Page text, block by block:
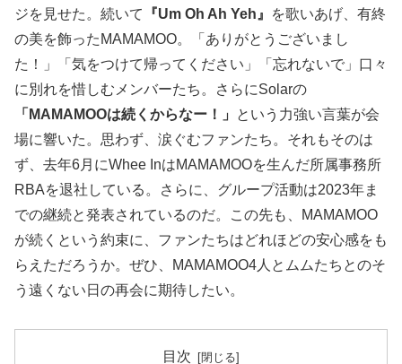
ジを見せた。続いて
『Um Oh Ah Yeh』
を歌いあげ、有終
の美を飾ったMAMAMOO。「ありがとうございまし
た！」「気をつけて帰ってください」「忘れないで」口々
に別れを惜しむメンバーたち。さらにSolarの
「MAMAMOOは続くからなー！」
という力強い言葉が会
場に響いた。思わず、涙ぐむファンたち。それもそのは
ず、去年6月にWhee InはMAMAMOOを生んだ所属事務所
RBAを退社している。さらに、グループ活動は2023年ま
での継続と発表されているのだ。この先も、MAMAMOO
が続くという約束に、ファンたちはどれほどの安心感をも
らえただろうか。ぜひ、MAMAMOO4人とムムたちとのそ
う遠くない日の再会に期待したい。
目次